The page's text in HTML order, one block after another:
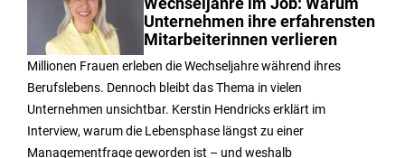
Wechseljahre im Job: Warum
Unternehmen ihre erfahrensten
Mitarbeiterinnen verlieren
Millionen Frauen erleben die Wechseljahre während ihres
Berufslebens. Dennoch bleibt das Thema in vielen
Unternehmen unsichtbar. Kerstin Hendricks erklärt im
Interview, warum die Lebensphase längst zu einer
Managementfrage geworden ist – und weshalb